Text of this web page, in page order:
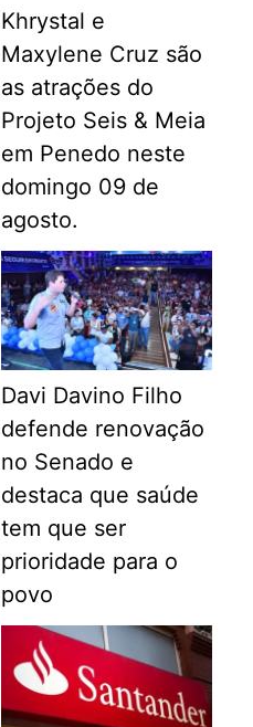
Khrystal e
Maxylene Cruz são
as atrações do
Projeto Seis & Meia
em Penedo neste
domingo 09 de
agosto.
Davi Davino Filho
defende renovação
no Senado e
destaca que saúde
tem que ser
prioridade para o
povo